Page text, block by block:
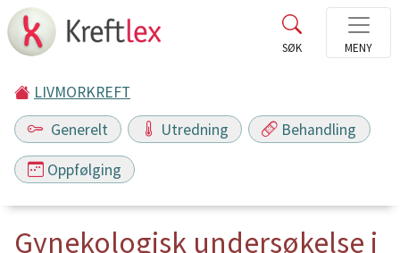
LIVMORKREFT
Generelt
Utredning Behandling
Oppfølging
Gynekologisk undersøkelse i